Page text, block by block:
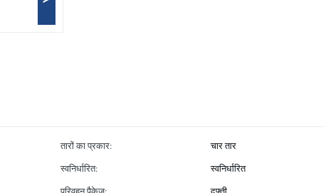
तारों का प्रकार:
चार तार
स्वनिर्धारित:
स्वनिर्धारित